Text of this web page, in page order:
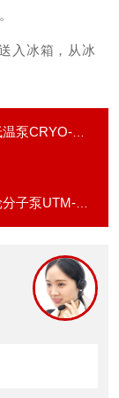
入冰箱，从冰
CRYO-U8H
泵UTM-MS